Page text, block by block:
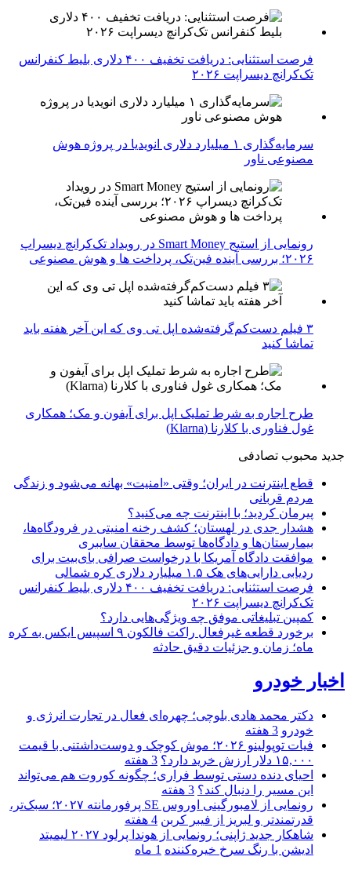
فرصت استثنایی: دریافت تخفیف ۴۰۰ دلاری بلیط کنفرانس
تک‌کرانچ دیسراپت ۲۰۲۶
سرمایه‌گذاری ۱ میلیارد دلاری انویدیا در پروژه هوش
مصنوعی ناور
رونمایی از استیج Smart Money در رویداد تک‌کرانچ دیسراپ
۲۰۲۶؛ بررسی آینده فین‌تک، پرداخت‌ ها و هوش مصنوعی
۳ فیلم دست‌کم‌گرفته‌شده اپل تی وی که این آخر هفته باید
تماشا کنید
طرح اجاره به شرط تملیک اپل برای آیفون و مک؛ همکاری
غول فناوری با کلارنا (Klarna)
جدید محبوب تصادفی
قطع اینترنت در ایران؛ وقتی «امنیت» بهانه می‌شود و زندگی
مردم قربانی
پیرمان کردید؛ با اینترنت چه می‌کنید؟
هشدار جدی در لهستان؛ کشف رخنه امنیتی در فرودگاه‌ها،
بیمارستان‌ها و دادگاه‌ها توسط محققان سایبری
موافقت دادگاه آمریکا با درخواست صرافی بای‌بیت برای
ردیابی دارایی‌های هک ۱.۵ میلیارد دلاری کره شمالی
فرصت استثنایی: دریافت تخفیف ۴۰۰ دلاری بلیط کنفرانس
تک‌کرانچ دیسراپت ۲۰۲۶
کمپین تبلیغاتی موفق چه ویژگی‌هایی دارد؟
برخورد قطعه غیرفعال راکت فالکون ۹ اسپیس ایکس به کره
ماه؛ زمان و جزئیات دقیق حادثه
اخبار خودرو
دکتر محمد هادی بلوچی؛ چهره‌ای فعال در تجارت انرژی و
خودرو 3 هفته
فیات توپولینو ۲۰۲۶؛ موش کوچک و دوست‌داشتنی با قیمت
۱۵,۰۰۰ دلار ارزش خرید دارد؟
3 هفته
احیای دنده دستی توسط فراری؛ چگونه کوروت هم می‌تواند
این مسیر را دنبال کند؟ 3 هفته
رونمایی از لامبورگینی اوروس SE پرفورمانته ۲۰۲۷؛ سبک‌تر،
قدرتمندتر و لبریز از فیبر کربن 4 هفته
شاهکار جدید ژاپنی؛ رونمایی از هوندا پرلود ۲۰۲۷ لیمیتد
ادیشن با رنگ سرخ خیره‌کننده 1 ماه